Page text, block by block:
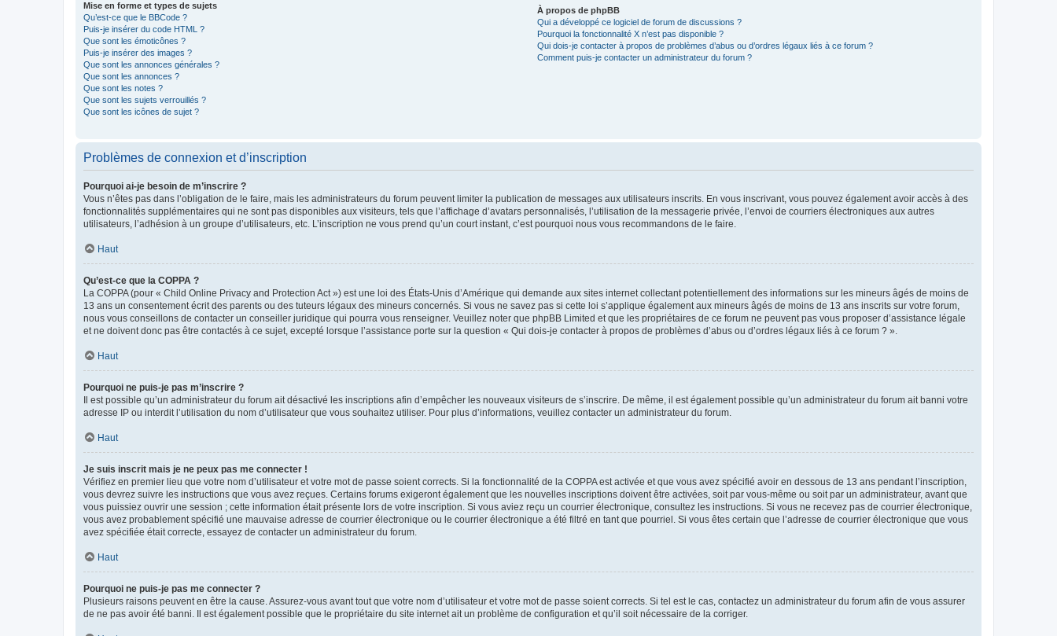
Mise en forme et types de sujets
Qu’est-ce que le BBCode ?
Puis-je insérer du code HTML ?
Que sont les émoticônes ?
Puis-je insérer des images ?
Que sont les annonces générales ?
Que sont les annonces ?
Que sont les notes ?
Que sont les sujets verrouillés ?
Que sont les icônes de sujet ?
À propos de phpBB
Qui a développé ce logiciel de forum de discussions ?
Pourquoi la fonctionnalité X n’est pas disponible ?
Qui dois-je contacter à propos de problèmes d’abus ou d’ordres légaux liés à ce forum ?
Comment puis-je contacter un administrateur du forum ?
Problèmes de connexion et d’inscription
Pourquoi ai-je besoin de m’inscrire ?
Vous n’êtes pas dans l’obligation de le faire, mais les administrateurs du forum peuvent limiter la publication de messages aux utilisateurs inscrits. En vous inscrivant, vous pouvez également avoir accès à des
fonctionnalités supplémentaires qui ne sont pas disponibles aux visiteurs, tels que l’affichage d’avatars personnalisés, l’utilisation de la messagerie privée, l’envoi de courriers électroniques aux autres
utilisateurs, l’adhésion à un groupe d’utilisateurs, etc. L’inscription ne vous prend qu’un court instant, c’est pourquoi nous vous recommandons de le faire.
Haut
Qu’est-ce que la COPPA ?
La COPPA (pour « Child Online Privacy and Protection Act ») est une loi des États-Unis d’Amérique qui demande aux sites internet collectant potentiellement des informations sur les mineurs âgés de moins de
13 ans un consentement écrit des parents ou des tuteurs légaux des mineurs concernés. Si vous ne savez pas si cette loi s’applique également aux mineurs âgés de moins de 13 ans inscrits sur votre forum,
nous vous conseillons de contacter un conseiller juridique qui pourra vous renseigner. Veuillez noter que phpBB Limited et que les propriétaires de ce forum ne peuvent pas vous proposer d’assistance légale
et ne doivent donc pas être contactés à ce sujet, excepté lorsque l’assistance porte sur la question « Qui dois-je contacter à propos de problèmes d’abus ou d’ordres légaux liés à ce forum ? ».
Haut
Pourquoi ne puis-je pas m’inscrire ?
Il est possible qu’un administrateur du forum ait désactivé les inscriptions afin d’empêcher les nouveaux visiteurs de s’inscrire. De même, il est également possible qu’un administrateur du forum ait banni votre
adresse IP ou interdit l’utilisation du nom d’utilisateur que vous souhaitez utiliser. Pour plus d’informations, veuillez contacter un administrateur du forum.
Haut
Je suis inscrit mais je ne peux pas me connecter !
Vérifiez en premier lieu que votre nom d’utilisateur et votre mot de passe soient corrects. Si la fonctionnalité de la COPPA est activée et que vous avez spécifié avoir en dessous de 13 ans pendant l’inscription,
vous devrez suivre les instructions que vous avez reçues. Certains forums exigeront également que les nouvelles inscriptions doivent être activées, soit par vous-même ou soit par un administrateur, avant que
vous puissiez ouvrir une session ; cette information était présente lors de votre inscription. Si vous aviez reçu un courrier électronique, consultez les instructions. Si vous ne recevez pas de courrier électronique,
vous avez probablement spécifié une mauvaise adresse de courrier électronique ou le courrier électronique a été filtré en tant que pourriel. Si vous êtes certain que l’adresse de courrier électronique que vous
avez spécifiée était correcte, essayez de contacter un administrateur du forum.
Haut
Pourquoi ne puis-je pas me connecter ?
Plusieurs raisons peuvent en être la cause. Assurez-vous avant tout que votre nom d’utilisateur et votre mot de passe soient corrects. Si tel est le cas, contactez un administrateur du forum afin de vous assurer
de ne pas avoir été banni. Il est également possible que le propriétaire du site internet ait un problème de configuration et qu’il soit nécessaire de la corriger.